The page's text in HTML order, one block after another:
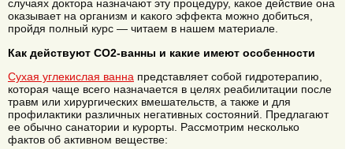
случаях доктора назначают эту процедуру, какое действие она
оказывает на организм и какого эффекта можно добиться,
пройдя полный курс — читаем в нашем материале.
Как действуют CO2-ванны и какие имеют особенности
Сухая углекислая ванна представляет собой гидротерапию,
которая чаще всего назначается в целях реабилитации после
травм или хирургических вмешательств, а также и для
профилактики различных негативных состояний. Предлагают
ее обычно санатории и курорты. Рассмотрим несколько
фактов об активном веществе: